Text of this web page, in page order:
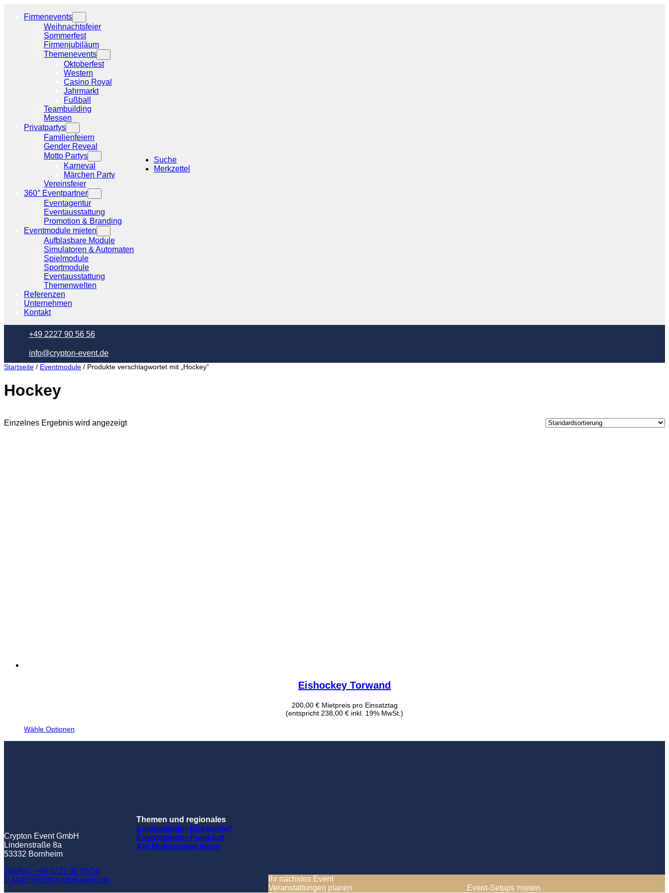
Firmenevents
Weihnachtsfeier
Sommerfest
Firmenjubiläum
Themenevents
Oktoberfest
Western
Casino Royal
Jahrmarkt
Fußball
Teambuilding
Messen
Privatpartys
Familienfeiern
Gender Reveal
Motto Partys
Karneval
Märchen Party
Vereinsfeier
360° Eventpartner
Eventagentur
Eventausstattung
Promotion & Branding
Eventmodule mieten
Aufblasbare Module
Simulatoren & Automaten
Spielmodule
Sportmodule
Eventausstattung
Themenwelten
Referenzen
Unternehmen
Kontakt
Suche
Merkzettel
+49 2227 90 56 56
info@crypton-event.de
Startseite / Eventmodule / Produkte verschlagwortet mit „Hockey“
Hockey
Einzelnes Ergebnis wird angezeigt
Eishockey Torwand
200,00 €Mietpreis pro Einsatztag
(entspricht 238,00 € inkl. 19% MwSt.)
Wähle Optionen
Crypton Event GmbH
Lindenstraße 8a
53332 Bornheim
Telefon: +49 2227 90 56 56
E-Mail: info@crypton-event.de
Themen und regionales
Eventagentur Düsseldorf
Eventagentur Frankfurt
Abi Mottowoche Ideen
Ihr nächstes Event
Veranstaltungen planen
Event-Setups mieten